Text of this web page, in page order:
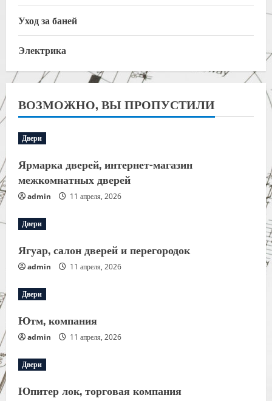
Уход за баней
Электрика
ВОЗМОЖНО, ВЫ ПРОПУСТИЛИ
Двери
Ярмарка дверей, интернет-магазин
межкомнатных дверей
admin 11 апреля, 2026
Двери
Ягуар, салон дверей и перегородок
admin 11 апреля, 2026
Двери
Ютм, компания
admin 11 апреля, 2026
Двери
Юпитер лок, торговая компания